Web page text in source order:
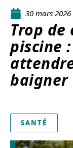
30 mars 2026
Trop de
piscine
baigner
SANTÉ